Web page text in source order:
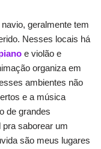
geralmente tem
Nesses locais há
e violão e
organiza em
ambientes não
e a música
de grandes
saborear um
são meus lugares